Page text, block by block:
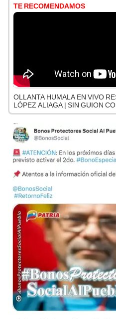
TE RECOMENDAMOS
OLLANTA HUMALA EN VIVO
LÓPEZ ALIAGA | SIN GUION